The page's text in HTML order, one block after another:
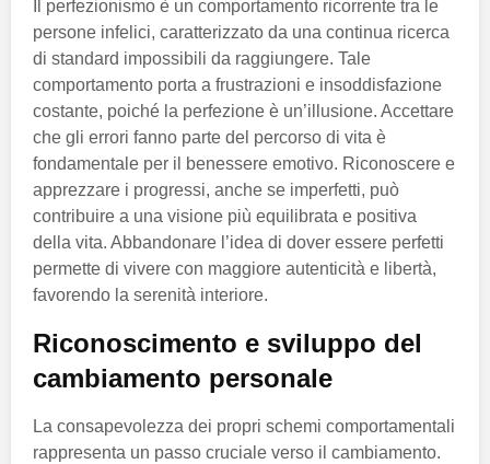
Il perfezionismo è un comportamento ricorrente tra le
persone infelici, caratterizzato da una continua ricerca
di standard impossibili da raggiungere. Tale
comportamento porta a frustrazioni e insoddisfazione
costante, poiché la perfezione è un’illusione. Accettare
che gli errori fanno parte del percorso di vita è
fondamentale per il benessere emotivo. Riconoscere e
apprezzare i progressi, anche se imperfetti, può
contribuire a una visione più equilibrata e positiva
della vita. Abbandonare l’idea di dover essere perfetti
permette di vivere con maggiore autenticità e libertà,
favorendo la serenità interiore.
Riconoscimento e sviluppo del
cambiamento personale
La consapevolezza dei propri schemi comportamentali
rappresenta un passo cruciale verso il cambiamento.